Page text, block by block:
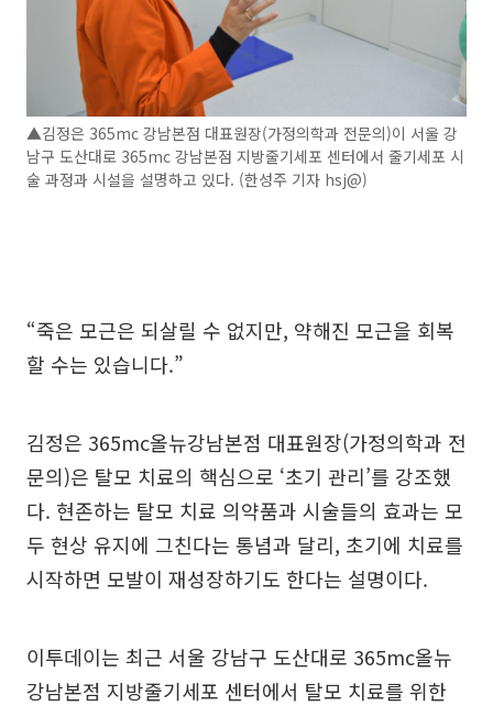
▲김정은 365mc 강남본점 대표원장(가정의학과 전문의)이 서울 강
남구 도산대로 365mc 강남본점 지방줄기세포 센터에서 줄기세포 시
술 과정과 시설을 설명하고 있다. (한성주 기자 hsj@)
“죽은 모근은 되살릴 수 없지만, 약해진 모근을 회복
할 수는 있습니다.”
김정은 365mc올뉴강남본점 대표원장(가정의학과 전
문의)은 탈모 치료의 핵심으로 ‘초기 관리’를 강조했
다. 현존하는 탈모 치료 의약품과 시술들의 효과는 모
두 현상 유지에 그친다는 통념과 달리, 초기에 치료를
시작하면 모발이 재성장하기도 한다는 설명이다.
이투데이는 최근 서울 강남구 도산대로 365mc올뉴
강남본점 지방줄기세포 센터에서 탈모 치료를 위한